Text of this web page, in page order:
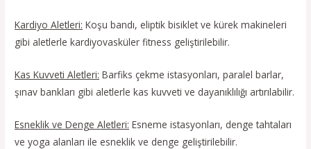
Kardiyo Aletleri: Koşu bandı, eliptik bisiklet ve kürek makineleri
gibi aletlerle kardiyovasküler fitness geliştirilebilir.
Kas Kuvveti Aletleri: Barfiks çekme istasyonları, paralel barlar,
şınav bankları gibi aletlerle kas kuvveti ve dayanıklılığı artırılabilir.
Esneklik ve Denge Aletleri: Esneme istasyonları, denge tahtaları
ve yoga alanları ile esneklik ve denge geliştirilebilir.